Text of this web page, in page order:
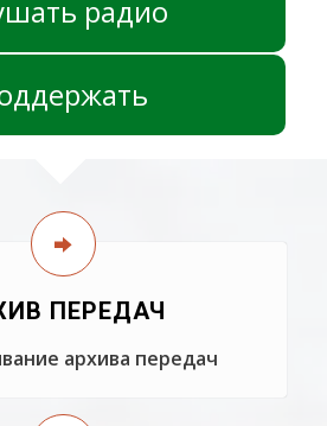
радио
ПЕРЕДАЧ
архива передач